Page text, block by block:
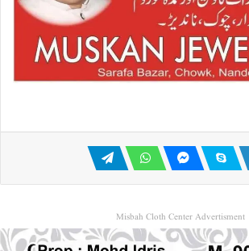
Misbah Cloth Center Advertisment